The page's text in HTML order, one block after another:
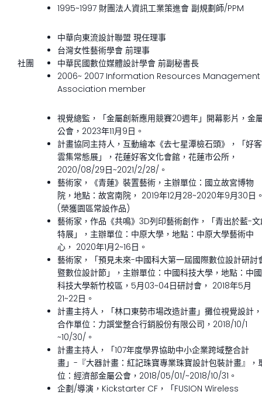
1995~1997 財團法人資訊工業策進會 副規劃師/PPM
社團
中華向東流設計聯盟 現任理事
台灣女性藝術學會 前理事
中華民國數位媒體設計學會 前副秘書長
2006~ 2007 Information Resources Management
Association member
視覺總監，「金屬創新應用競賽20週年」開幕影片，金
公會，2023年11月9日。
計畫協同主持人，互動繪本《去七星潭檢石頭》，「好客
雲集常態展」，花蓮好客文化會館，花蓮市公所，
2020/08/29日~2021/2/28/。
藝術家，《青蓮》裝置藝術，主辦單位：國立故宮博物
院，地點：故宮南院， 2019年12月28~2020年9月30日
(榮獲園區常設作品)
藝術家，作品《共鳴》3D列印藝術創作，「青出於藍-
特展」，主辦單位：中原大學，地點：中原大學藝術中
心， 2020年1月2~16日。
藝術家，「預見未來-中國科大第一屆國際數位設計研討
暨數位設計節」，主辦單位：中國科技大學，地點：中國
科技大學新竹校區，5月03~04日研討會， 2018年5月
21~22日。
計畫主持人，「林口東勢市場改造計畫」攤位視覺設計，
合作單位：力譔堂整合行銷股份有限公司，2018/10/1
~10/30/。
計畫主持人，「107年度學界協助中小企業跨域整合計
畫」-『大器計畫：紅記珠寶專業珠寶設計包裝計畫』，
位：經濟部金屬公會，2018/05/01/~2018/10/31。
企劃/導演，Kickstarter CF，「FUSION Wireless